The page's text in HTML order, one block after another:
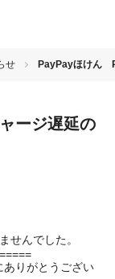
せ PayPayほけん
ージ遅延の
せんでした。
ありがとうござい